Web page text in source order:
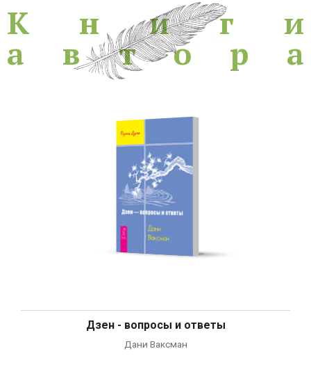
Книги
К н и г и
а в т о р а
Дзен - вопросы и ответы
Дани Ваксман